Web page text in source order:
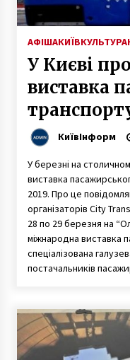
АФІШАКИЇВКУЛЬТУРА
У Києві
виставка
КиївІнформ
У березні на
виставка
2019. Про це
організаторів City
28 по 29 березня на
міжнародна виставка
спеціалізована
постачальників